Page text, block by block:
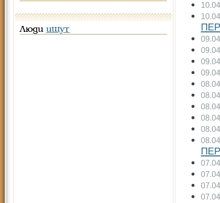
Люди ищут